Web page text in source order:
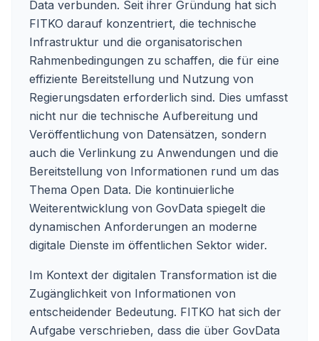
Data verbunden. Seit ihrer Gründung hat sich
FITKO darauf konzentriert, die technische
Infrastruktur und die organisatorischen
Rahmenbedingungen zu schaffen, die für eine
effiziente Bereitstellung und Nutzung von
Regierungsdaten erforderlich sind. Dies umfasst
nicht nur die technische Aufbereitung und
Veröffentlichung von Datensätzen, sondern
auch die Verlinkung zu Anwendungen und die
Bereitstellung von Informationen rund um das
Thema Open Data. Die kontinuierliche
Weiterentwicklung von GovData spiegelt die
dynamischen Anforderungen an moderne
digitale Dienste im öffentlichen Sektor wider.
Im Kontext der digitalen Transformation ist die
Zugänglichkeit von Informationen von
entscheidender Bedeutung. FITKO hat sich der
Aufgabe verschrieben, dass die über GovData